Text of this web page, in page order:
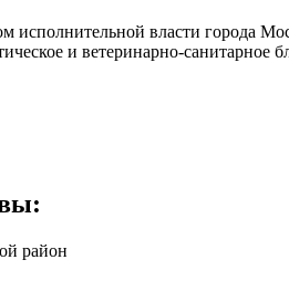
исполнительной власти города
и ветеринарно-
:
район